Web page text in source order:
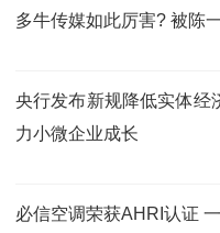
多牛传媒如此厉害? 被陈
央行发布新规降低实体经
力小微企业成长
必信空调荣获AHRI认证